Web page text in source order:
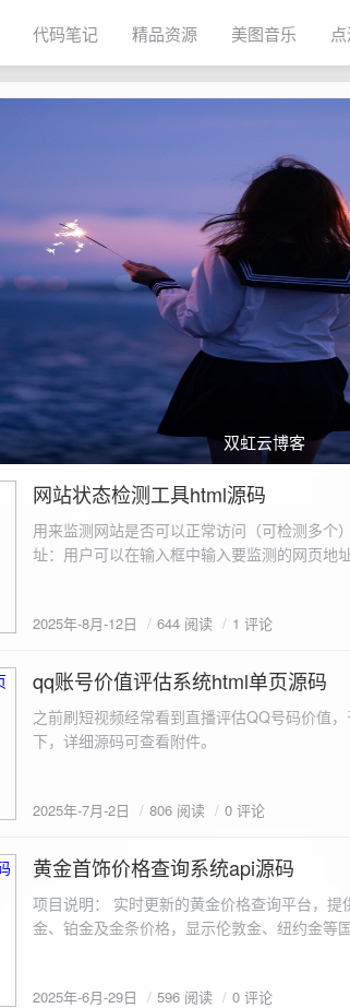
代码笔记 精品资源 美图音乐
双虹云博客
2025-8-12
网站状态检测工具html源码
用来监测网站是否可以正常访问（可检测多个
址：用户可以在输入框中输入要监测的网页地
同时也会从筛选下拉框中移除该网址选项。筛
测功能： 设置监测间隔：用户可以在输入框中
停止监测：点击 “开始监测” 按钮，工具会立
隔时间循环检测。点击 “停止监测” 按钮可停
行最多 3 次重试，若重试后仍失败，则记录错
会显示所有或筛选后的监测日志，正常状态的
2025年-8月-12日 644 阅读 1 评论
2025-7-2
qq账号价值评估系统html单页源码
之前刷短视频经常看到直播评估QQ号码价值
2025年-7月-2日 806 阅读 0 评论
2025-6-29
黄金首饰价格查询系统api源码
项目说明： 实时更新的黄金价格查询平台，
金、铂金及金条价格，显示伦敦金、纽约金等
2025年-6月-29日 596 阅读 0 评论